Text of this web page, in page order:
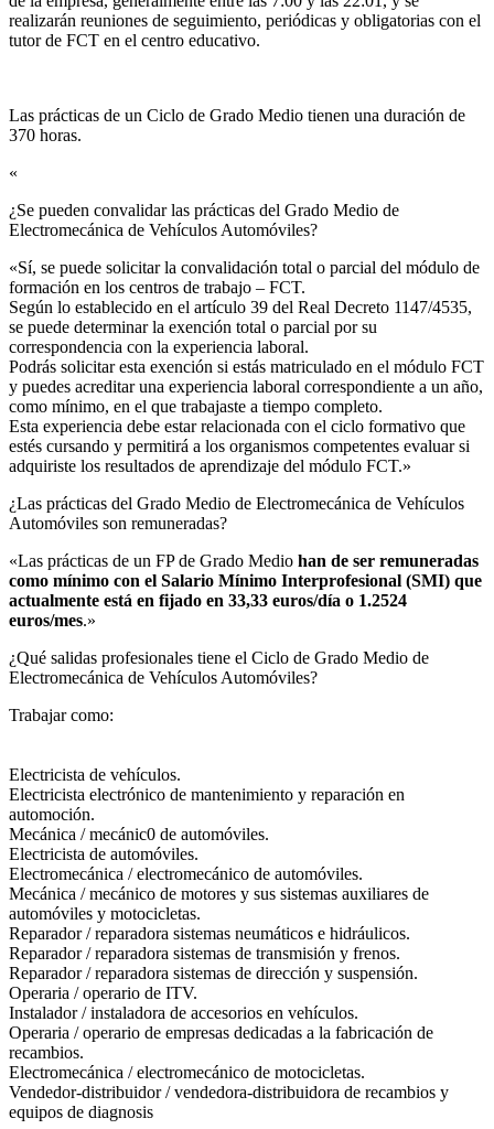
realizarán reuniones de seguimiento, periódicas y obligatorias con el
tutor de FCT en el centro educativo.
Las prácticas de un Ciclo de Grado Medio tienen una duración de
370 horas.
«
¿Se pueden convalidar las prácticas del Grado Medio de
Electromecánica de Vehículos Automóviles?​
«Sí, se puede solicitar la convalidación total o parcial del módulo de
formación en los centros de trabajo – FCT.
Según lo establecido en el artículo 39 del Real Decreto 1147/4535,
se puede determinar la exención total o parcial por su
correspondencia con la experiencia laboral.
Podrás solicitar esta exención si estás matriculado en el módulo FCT
y puedes acreditar una experiencia laboral correspondiente a un año,
como mínimo, en el que trabajaste a tiempo completo.
Esta experiencia debe estar relacionada con el ciclo formativo que
estés cursando y permitirá a los organismos competentes evaluar si
adquiriste los resultados de aprendizaje del módulo FCT.»
¿Las prácticas del Grado Medio de Electromecánica de Vehículos
Automóviles son remuneradas?​
«Las prácticas de un FP de Grado Medio han de ser remuneradas
como mínimo con el Salario Mínimo Interprofesional (SMI) que
actualmente está en fijado en 33,33 euros/día o 1.2524
euros/mes.»
¿Qué salidas profesionales tiene el Ciclo de Grado Medio de
Electromecánica de Vehículos Automóviles?​
Trabajar como:
Electricista de vehículos.
Electricista electrónico de mantenimiento y reparación en
automoción.
Mecánica / mecánic0 de automóviles.
Electricista de automóviles.
Electromecánica / electromecánico de automóviles.
Mecánica / mecánico de motores y sus sistemas auxiliares de
automóviles y motocicletas.
Reparador / reparadora sistemas neumáticos e hidráulicos.
Reparador / reparadora sistemas de transmisión y frenos.
Reparador / reparadora sistemas de dirección y suspensión.
Operaria / operario de ITV.
Instalador / instaladora de accesorios en vehículos.
Operaria / operario de empresas dedicadas a la fabricación de
recambios.
Electromecánica / electromecánico de motocicletas.
Vendedor-distribuidor / vendedora-distribuidora de recambios y
equipos de diagnosis